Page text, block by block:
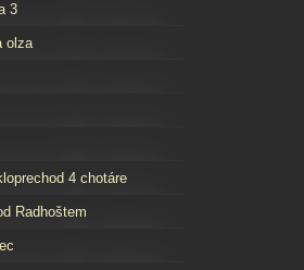
3
olza
4 chotáre
Radhoštem